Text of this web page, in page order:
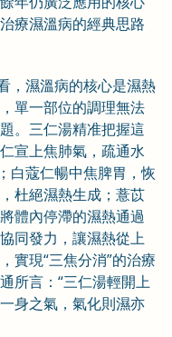
療濕溫病的經典思路
，濕溫病的核心是濕熱
單一部位的調理無法
。三仁湯精准把握這
宣上焦肺氣，疏通水
白蔻仁暢中焦脾胃，恢
杜絕濕熱生成；薏苡
體內停滯的濕熱通過
同發力，讓濕熱從上
實現“三焦分消”的治療
所言：“三仁湯輕開上
身之氣，氣化則濕亦